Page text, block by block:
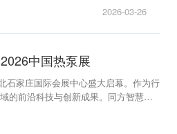
源+智慧管控”的创新供能模式。
2026-03-26
中国热泵展
石家庄国际会展中心盛大启幕。作为行
的前沿科技与创新成果。同方智慧能